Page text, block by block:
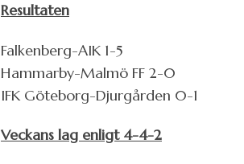
Resultaten
Falkenberg-AIK 1-5
Hammarby-Malmö FF 2-0
IFK Göteborg-Djurgården 0-1
Veckans lag enligt 4-4-2